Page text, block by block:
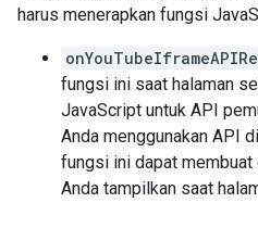
harus menerapkan fungsi
fungsi ini saat halaman
JavaScript untuk API
Anda menggunakan API
fungsi ini dapat
Anda tampilkan saat